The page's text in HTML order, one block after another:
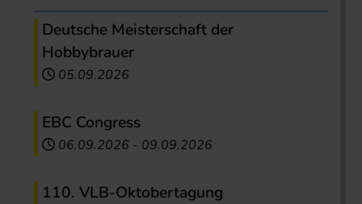
Deutsche Meisterschaft der
Hobbybrauer
05.09.2026
EBC Congress
06.09.2026 - 09.09.2026
110. VLB-Oktobertagung